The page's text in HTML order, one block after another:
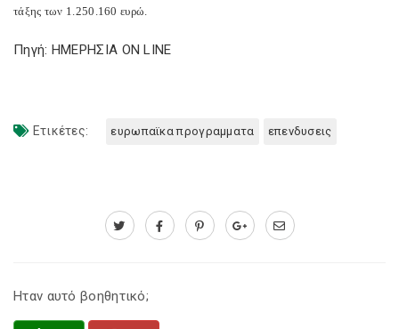
τάξης των 1.250.160 ευρώ.
Πηγή: ΗΜΕΡΗΣΙΑ ON LINE
Ετικέτες: ευρωπαϊκα προγραμματα επενδυσεις
Ηταν αυτό βοηθητικό;